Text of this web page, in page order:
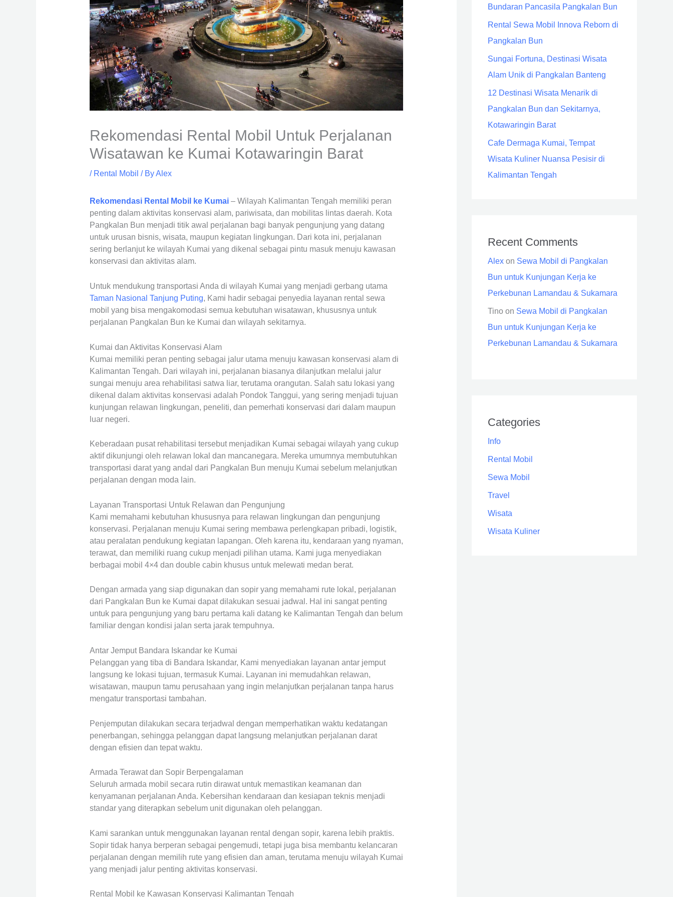
Rekomendasi Rental Mobil Untuk Perjalanan
Wisatawan ke Kumai Kotawaringin Barat
/ Rental Mobil / ByAlex
Rekomendasi Rental Mobil ke Kumai– Wilayah Kalimantan Tengah memiliki peran
penting dalam aktivitas konservasi alam, pariwisata, dan mobilitas lintas daerah. Kota
Pangkalan Bun menjadi titik awal perjalanan bagi banyak pengunjung yang datang
untuk urusan bisnis, wisata, maupun kegiatan lingkungan. Dari kota ini, perjalanan
sering berlanjut ke wilayah Kumai yang dikenal sebagai pintu masuk menuju kawasan
konservasi dan aktivitas alam.
Untuk mendukung transportasi Anda di wilayah Kumai yang menjadi gerbang utama
Taman Nasional Tanjung Puting, Kami hadir sebagai penyedia layanan rental sewa
mobil yang bisa mengakomodasi semua kebutuhan wisatawan, khususnya untuk
perjalanan Pangkalan Bun ke Kumai dan wilayah sekitarnya.
Kumai dan Aktivitas Konservasi Alam
Kumai memiliki peran penting sebagai jalur utama menuju kawasan konservasi alam di
Kalimantan Tengah. Dari wilayah ini, perjalanan biasanya dilanjutkan melalui jalur
sungai menuju area rehabilitasi satwa liar, terutama orangutan. Salah satu lokasi yang
dikenal dalam aktivitas konservasi adalah Pondok Tanggui, yang sering menjadi tujuan
kunjungan relawan lingkungan, peneliti, dan pemerhati konservasi dari dalam maupun
luar negeri.
Keberadaan pusat rehabilitasi tersebut menjadikan Kumai sebagai wilayah yang cukup
aktif dikunjungi oleh relawan lokal dan mancanegara. Mereka umumnya membutuhkan
transportasi darat yang andal dari Pangkalan Bun menuju Kumai sebelum melanjutkan
perjalanan dengan moda lain.
Layanan Transportasi Untuk Relawan dan Pengunjung
Kami memahami kebutuhan khususnya para relawan lingkungan dan pengunjung
konservasi. Perjalanan menuju Kumai sering membawa perlengkapan pribadi, logistik,
atau peralatan pendukung kegiatan lapangan. Oleh karena itu, kendaraan yang nyaman,
terawat, dan memiliki ruang cukup menjadi pilihan utama. Kami juga menyediakan
berbagai mobil 4×4 dan double cabin khusus untuk melewati medan berat.
Dengan armada yang siap digunakan dan sopir yang memahami rute lokal, perjalanan
dari Pangkalan Bun ke Kumai dapat dilakukan sesuai jadwal. Hal ini sangat penting
untuk para pengunjung yang baru pertama kali datang ke Kalimantan Tengah dan belum
familiar dengan kondisi jalan serta jarak tempuhnya.
Antar Jemput Bandara Iskandar ke Kumai
Pelanggan yang tiba di Bandara Iskandar, Kami menyediakan layanan antar jemput
langsung ke lokasi tujuan, termasuk Kumai. Layanan ini memudahkan relawan,
wisatawan, maupun tamu perusahaan yang ingin melanjutkan perjalanan tanpa harus
mengatur transportasi tambahan.
Penjemputan dilakukan secara terjadwal dengan memperhatikan waktu kedatangan
penerbangan, sehingga pelanggan dapat langsung melanjutkan perjalanan darat
dengan efisien dan tepat waktu.
Armada Terawat dan Sopir Berpengalaman
Seluruh armada mobil secara rutin dirawat untuk memastikan keamanan dan
kenyamanan perjalanan Anda. Kebersihan kendaraan dan kesiapan teknis menjadi
standar yang diterapkan sebelum unit digunakan oleh pelanggan.
Kami sarankan untuk menggunakan layanan rental dengan sopir, karena lebih praktis.
Sopir tidak hanya berperan sebagai pengemudi, tetapi juga bisa membantu kelancaran
perjalanan dengan memilih rute yang efisien dan aman, terutama menuju wilayah Kumai
yang menjadi jalur penting aktivitas konservasi.
Rental Mobil ke Kawasan Konservasi Kalimantan Tengah
Bundaran Pancasila Pangkalan Bun
Rental Sewa Mobil Innova Reborn di
Pangkalan Bun
Sungai Fortuna, Destinasi Wisata
Alam Unik di Pangkalan Banteng
12 Destinasi Wisata Menarik di
Pangkalan Bun dan Sekitarnya,
Kotawaringin Barat
Cafe Dermaga Kumai, Tempat
Wisata Kuliner Nuansa Pesisir di
Kalimantan Tengah
Recent Comments
Alex on Sewa Mobil di Pangkalan
Bun untuk Kunjungan Kerja ke
Perkebunan Lamandau & Sukamara
Tino on Sewa Mobil di Pangkalan
Bun untuk Kunjungan Kerja ke
Perkebunan Lamandau & Sukamara
Categories
Info
Rental Mobil
Sewa Mobil
Travel
Wisata
Wisata Kuliner